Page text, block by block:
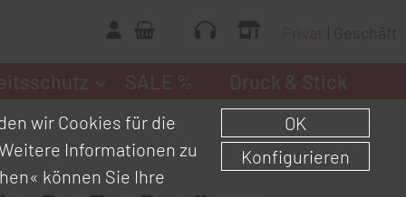
Geschäft
wir Cookies für die
Informationen zu
können Sie Ihre
OK
Konfigurieren